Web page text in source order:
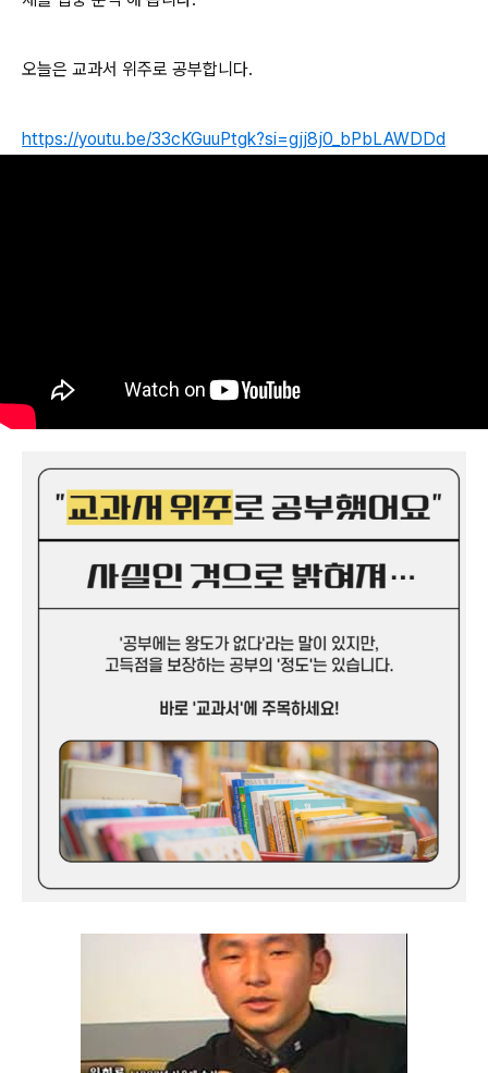
오늘은 교과서 위주로 공부합니다.
https://youtu.be/33cKGuuPtgk?si=gjj8j0_bPbLAWDDd